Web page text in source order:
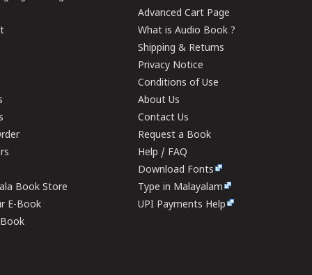
Book Store
E-Book
Advanced Cart Page
What is Audio Book ?
Shipping & Returns
Privacy Notice
Conditions of Use
About Us
Contact Us
Request a Book
Help / FAQ
Download Fonts
Type in Malayalam
UPI Payments Help